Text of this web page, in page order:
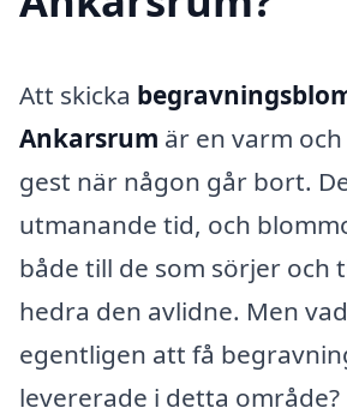
Att skicka
Ankarsrum är en varm
gest när någon går bort.
utmanande tid, och
både till de som sörjer och
hedra den avlidne. Men
egentligen att få
levererade i detta område?